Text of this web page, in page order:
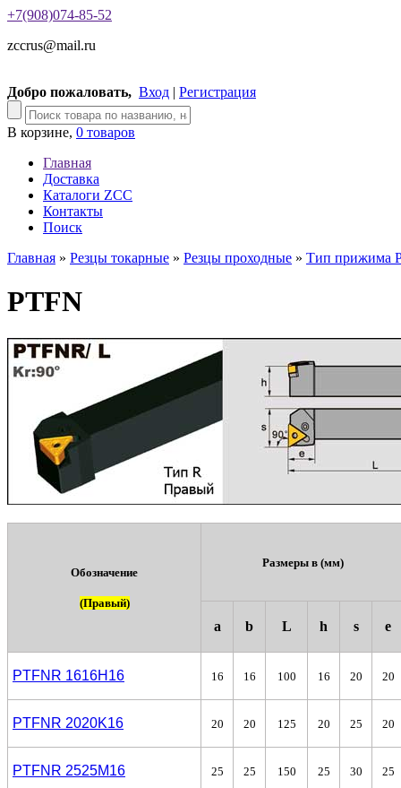
+7(908)074-85-52
zccrus@mail.ru
Добро пожаловать, Вход | Регистрация
В корзине, 0 товаров
Главная
Доставка
Каталоги ZCC
Контакты
Поиск
Главная » Резцы токарные » Резцы проходные » Тип прижима P
PTFN
Обозначение
(Правый)
Размеры в (мм)
a b L h s e
PTFNR 1616H16 16 16 100 16 20 20
PTFNR 2020K16 20 20 125 20 25 20
PTFNR 2525М16 25 25 150 25 30 25